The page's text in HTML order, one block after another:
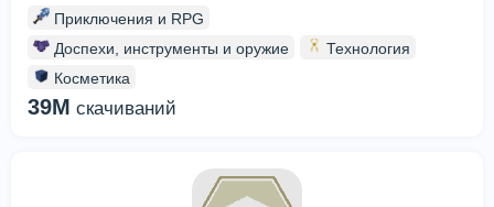
Приключения и RPG
Доспехи, инструменты и оружие
Технология
Косметика
39M скачиваний